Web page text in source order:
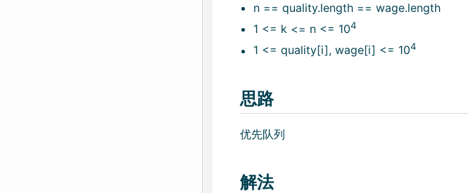
n == quality.length == wage.length
1 <= k <= n <= 104
1 <= quality[i], wage[i] <= 104
思路
优先队列
解法